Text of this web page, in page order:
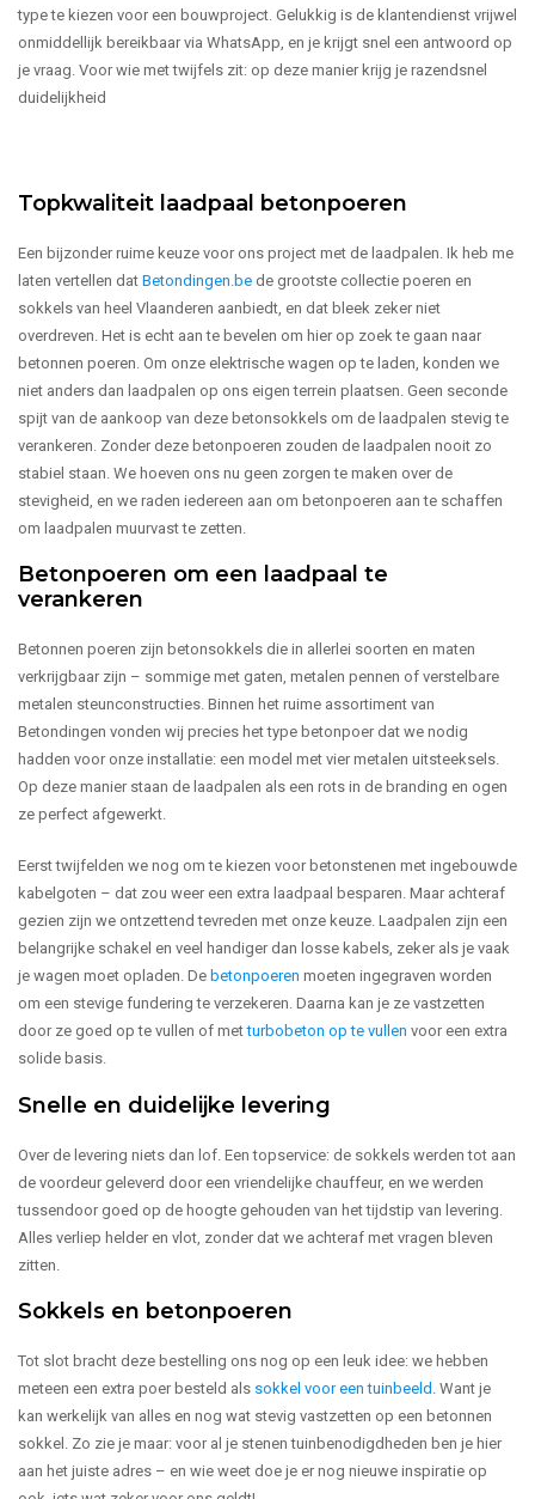
type te kiezen voor een bouwproject. Gelukkig is de klantendienst vrijwel
onmiddellijk bereikbaar via WhatsApp, en je krijgt snel een antwoord op
je vraag. Voor wie met twijfels zit: op deze manier krijg je razendsnel
duidelijkheid
Topkwaliteit laadpaal betonpoeren
Een bijzonder ruime keuze voor ons project met de laadpalen. Ik heb me
laten vertellen dat Betondingen.be de grootste collectie poeren en
sokkels van heel Vlaanderen aanbiedt, en dat bleek zeker niet
overdreven. Het is echt aan te bevelen om hier op zoek te gaan naar
betonnen poeren. Om onze elektrische wagen op te laden, konden we
niet anders dan laadpalen op ons eigen terrein plaatsen. Geen seconde
spijt van de aankoop van deze betonsokkels om de laadpalen stevig te
verankeren. Zonder deze betonpoeren zouden de laadpalen nooit zo
stabiel staan. We hoeven ons nu geen zorgen te maken over de
stevigheid, en we raden iedereen aan om betonpoeren aan te schaffen
om laadpalen muurvast te zetten.
Betonpoeren om een laadpaal te
verankeren
Betonnen poeren zijn betonsokkels die in allerlei soorten en maten
verkrijgbaar zijn – sommige met gaten, metalen pennen of verstelbare
metalen steunconstructies. Binnen het ruime assortiment van
Betondingen vonden wij precies het type betonpoer dat we nodig
hadden voor onze installatie: een model met vier metalen uitsteeksels.
Op deze manier staan de laadpalen als een rots in de branding en ogen
ze perfect afgewerkt.
Eerst twijfelden we nog om te kiezen voor betonstenen met ingebouwde
kabelgoten – dat zou weer een extra laadpaal besparen. Maar achteraf
gezien zijn we ontzettend tevreden met onze keuze. Laadpalen zijn een
belangrijke schakel en veel handiger dan losse kabels, zeker als je vaak
je wagen moet opladen. De betonpoeren moeten ingegraven worden
om een stevige fundering te verzekeren. Daarna kan je ze vastzetten
door ze goed op te vullen of metturbobeton op te vullen voor een extra
solide basis.
Snelle en duidelijke levering
Over de levering niets dan lof. Een topservice: de sokkels werden tot aan
de voordeur geleverd door een vriendelijke chauffeur, en we werden
tussendoor goed op de hoogte gehouden van het tijdstip van levering.
Alles verliep helder en vlot, zonder dat we achteraf met vragen bleven
zitten.
Sokkels en betonpoeren
Tot slot bracht deze bestelling ons nog op een leuk idee: we hebben
meteen een extra poer besteld als sokkel voor een tuinbeeld . Want je
kan werkelijk van alles en nog wat stevig vastzetten op een betonnen
sokkel. Zo zie je maar: voor al je stenen tuinbenodigdheden ben je hier
aan het juiste adres – en wie weet doe je er nog nieuwe inspiratie op